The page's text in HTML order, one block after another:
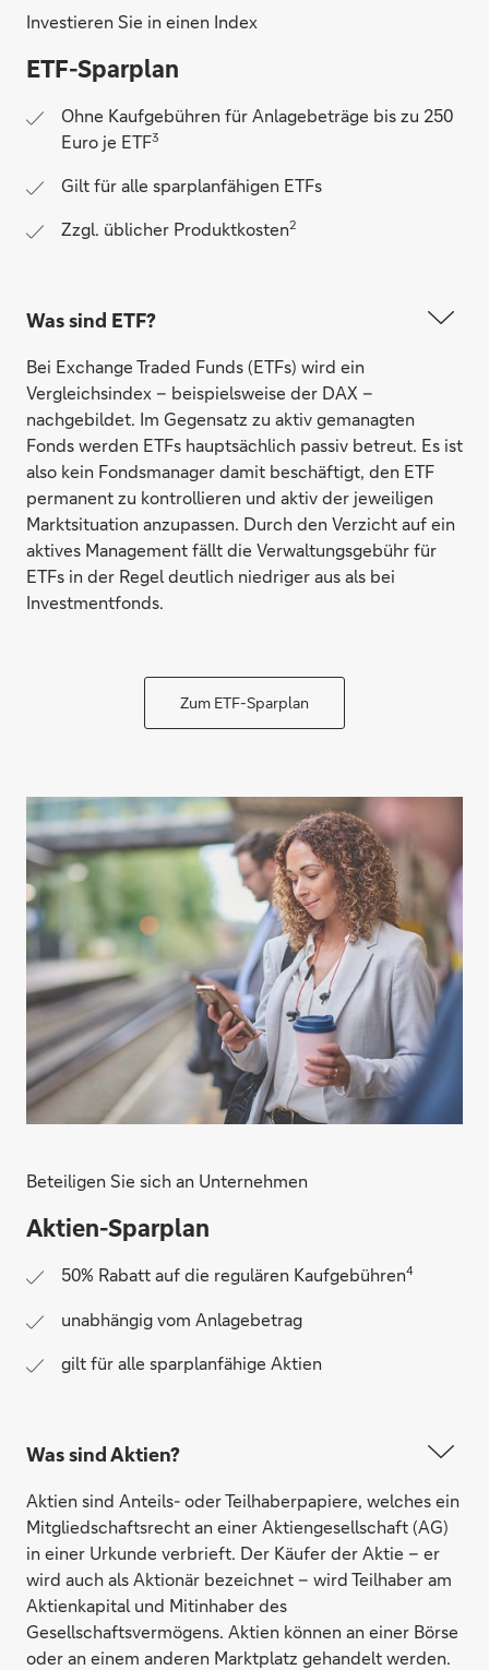
Investieren Sie in einen Index
ETF-Sparplan
Ohne Kaufgebühren für Anlagebeträge bis zu 250
Euro je ETF3
Gilt für alle sparplanfähigen ETFs
Zzgl. üblicher Produktkosten2
Was sind ETF?
Bei Exchange Traded Funds (ETFs) wird ein
Vergleichsindex – beispielsweise der DAX –
nachgebildet. Im Gegensatz zu aktiv gemanagten
Fonds werden ETFs hauptsächlich passiv betreut. Es ist
also kein Fondsmanager damit beschäftigt, den ETF
permanent zu kontrollieren und aktiv der jeweiligen
Marktsituation anzupassen. Durch den Verzicht auf ein
aktives Management fällt die Verwaltungsgebühr für
ETFs in der Regel deutlich niedriger aus als bei
Investmentfonds.
Zum ETF-Sparplan
Beteiligen Sie sich an Unternehmen
Aktien-Sparplan
50% Rabatt auf die regulären Kaufgebühren4
unabhängig vom Anlagebetrag
gilt für alle sparplanfähige Aktien
Was sind Aktien?
Aktien sind Anteils- oder Teilhaberpapiere, welches ein
Mitgliedschaftsrecht an einer Aktiengesellschaft (AG)
in einer Urkunde verbrieft. Der Käufer der Aktie – er
wird auch als Aktionär bezeichnet – wird Teilhaber am
Aktienkapital und Mitinhaber des
Gesellschaftsvermögens. Aktien können an einer Börse
oder an einem anderen Marktplatz gehandelt werden.